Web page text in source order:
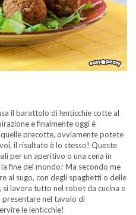
il barattolo di lenticchie cotte al
e finalmente oggi è
precotte, ovviamente potete
il risultato è lo stesso! Queste
per un aperitivo o una cena in
fine del mondo! Ma secondo me
al sugo, con degli spaghetti o delle
lavora tutto nel robot da cucina e
presentare nel tavolo di
le lenticchie!